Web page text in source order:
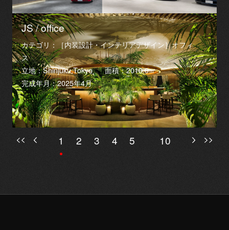
JS / office
カテゴリ：［内装設計・インテリアデザイン］オフィ
ス
立地：Shinjuku,Tokyo
面積：2010.0㎡
完成年月：2025年4月
1 2 3 4 5 10